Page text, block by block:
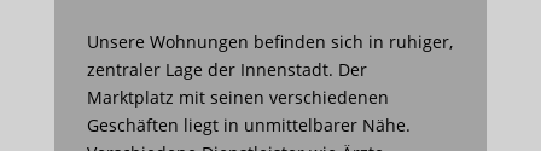
Unsere Wohnungen befinden sich in ruhiger,
zentraler Lage der Innenstadt. Der
Marktplatz mit seinen verschiedenen
Geschäften liegt in unmittelbarer Nähe.